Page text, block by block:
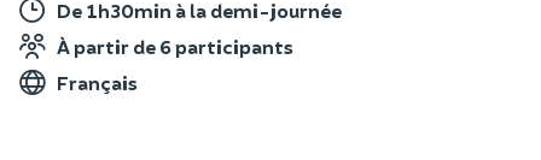
De 1h30min à la demi-journée
À partir de 6 participants
Français